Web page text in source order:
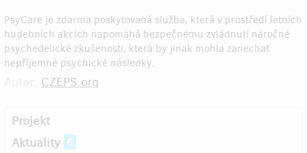
PsyCare je zdarma poskytovaná služba, která v prostředí letních
hudebních akcích napomáhá bezpečnému zvládnutí náročné
psychedelické zkušenosti, která by jinak mohla zanechat
nepříjemné psychické následky.
CZEPS.org
Projekt
Aktuality 6